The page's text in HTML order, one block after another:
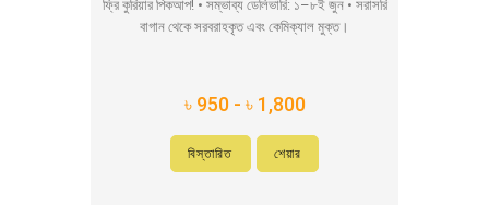
ফ্রি কুরিয়ার পিকআপ! • সম্ভাব্য ডেলিভারি: ১–৮ই জুন • সরাসরি
বাগান থেকে সরবরাহকৃত এবং কেমিক্যাল মুক্ত।
৳ 950 - ৳ 1,800
বিস্তারিত শেয়ার